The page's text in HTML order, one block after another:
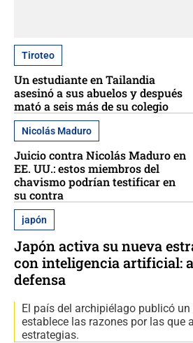
Tiroteo
Un estudiante en Tailandia
asesinó a sus abuelos y después
mató a seis más de su colegio
Nicolás Maduro
Juicio contra Nicolás Maduro en
EE. UU.: estos miembros del
chavismo podrían testificar en
su contra
japón
Japón activa su nueva
con inteligencia artificial:
defensa
El país del archipiélago publicó
establece las razones por las que
estrategias.